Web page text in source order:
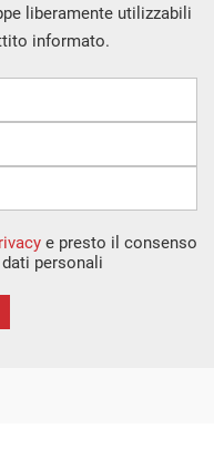
liberamente utilizzabili
informato.
e presto il consenso
personali